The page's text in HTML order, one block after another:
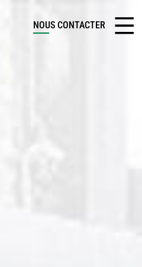
NOUS CONTACTER